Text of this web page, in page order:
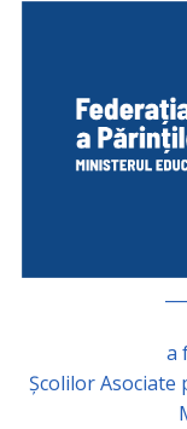
a
Școlilor Asociate